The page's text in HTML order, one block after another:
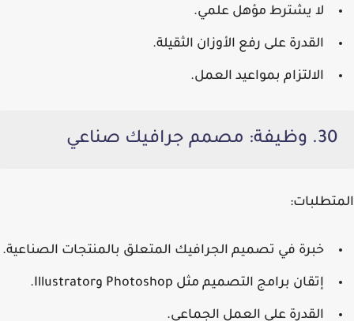
لا يشترط مؤهل علمي.
القدرة على رفع الأوزان الثقيلة.
الالتزام بمواعيد العمل.
30. وظيفة: مصمم جرافيك صناعي
المتطلبات:
خبرة في تصميم الجرافيك المتعلق بالمنتجات الصناعية.
إتقان برامج التصميم مثل Photoshop وIllustrator.
القدرة على العمل الجماعي.